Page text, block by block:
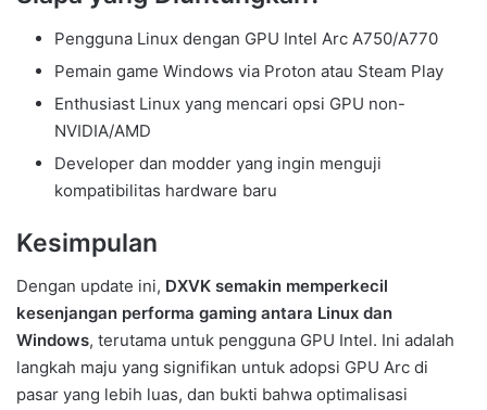
Pengguna Linux dengan GPU Intel Arc A750/A770
Pemain game Windows via Proton atau Steam Play
Enthusiast Linux yang mencari opsi GPU non-
NVIDIA/AMD
Developer dan modder yang ingin menguji
kompatibilitas hardware baru
Kesimpulan
Dengan update ini, DXVK semakin memperkecil
kesenjangan performa gaming antara Linux dan
Windows, terutama untuk pengguna GPU Intel. Ini adalah
langkah maju yang signifikan untuk adopsi GPU Arc di
pasar yang lebih luas, dan bukti bahwa optimalisasi